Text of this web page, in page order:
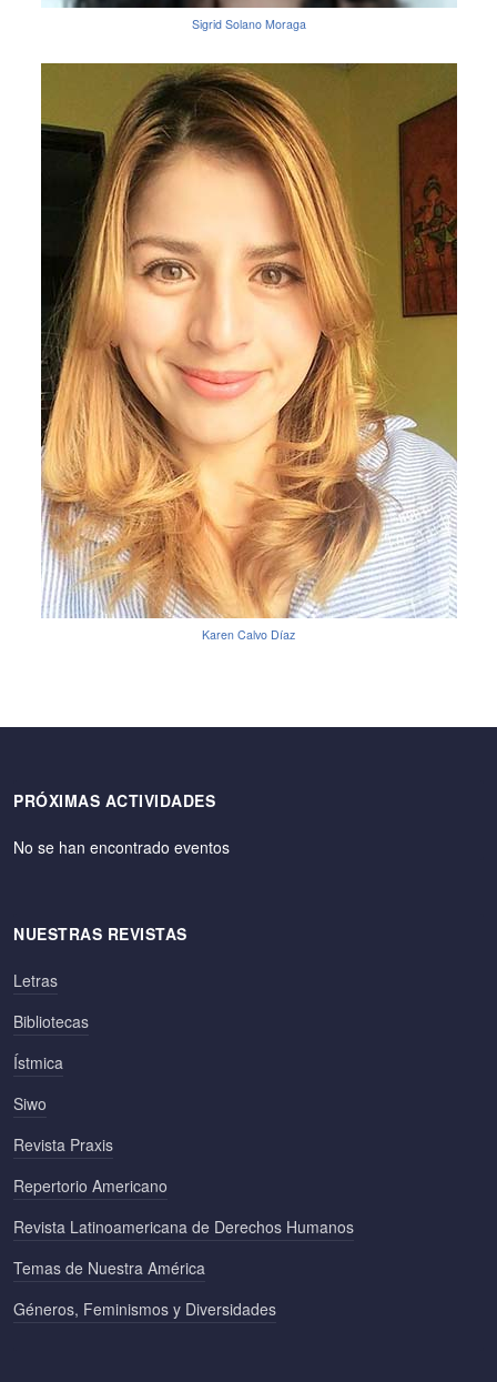
Sigrid Solano Moraga
Karen Calvo Díaz
PRÓXIMAS ACTIVIDADES
No se han encontrado eventos
NUESTRAS REVISTAS
Letras
Bibliotecas
Ístmica
Siwo
Revista Praxis
Repertorio Americano
Revista Latinoamericana de Derechos Humanos
Temas de Nuestra América
Géneros, Feminismos y Diversidades